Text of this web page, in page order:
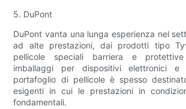
5. DuPont
DuPont vanta una lunga esperienza nel
ad alte prestazioni, dai prodotti tipo
pellicole speciali barriera e
imballaggi per dispositivi elettronici
portafoglio di pellicole è spesso
esigenti in cui le prestazioni in
fondamentali.